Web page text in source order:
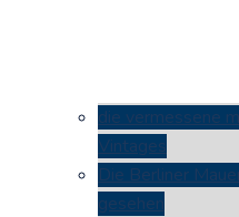
die vermessene
Vintages
Die Berliner
gesehen